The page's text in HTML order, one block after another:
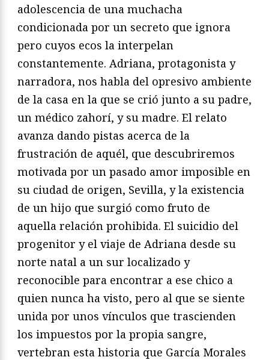
adolescencia de una muchacha
condicionada por un secreto que ignora
pero cuyos ecos la interpelan
constantemente. Adriana, protagonista y
narradora, nos habla del opresivo ambiente
de la casa en la que se crió junto a su padre,
un médico zahorí, y su madre. El relato
avanza dando pistas acerca de la
frustración de aquél, que descubriremos
motivada por un pasado amor imposible en
su ciudad de origen, Sevilla, y la existencia
de un hijo que surgió como fruto de
aquella relación prohibida. El suicidio del
progenitor y el viaje de Adriana desde su
norte natal a un sur localizado y
reconocible para encontrar a ese chico a
quien nunca ha visto, pero al que se siente
unida por unos vínculos que trascienden
los impuestos por la propia sangre,
vertebran esta historia que García Morales